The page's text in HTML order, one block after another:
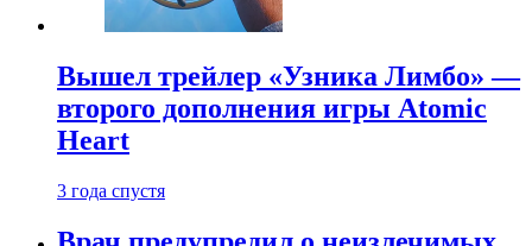
Вышел трейлер «Узника Лимбо» —
второго дополнения игры Atomic
Heart
3 года спустя